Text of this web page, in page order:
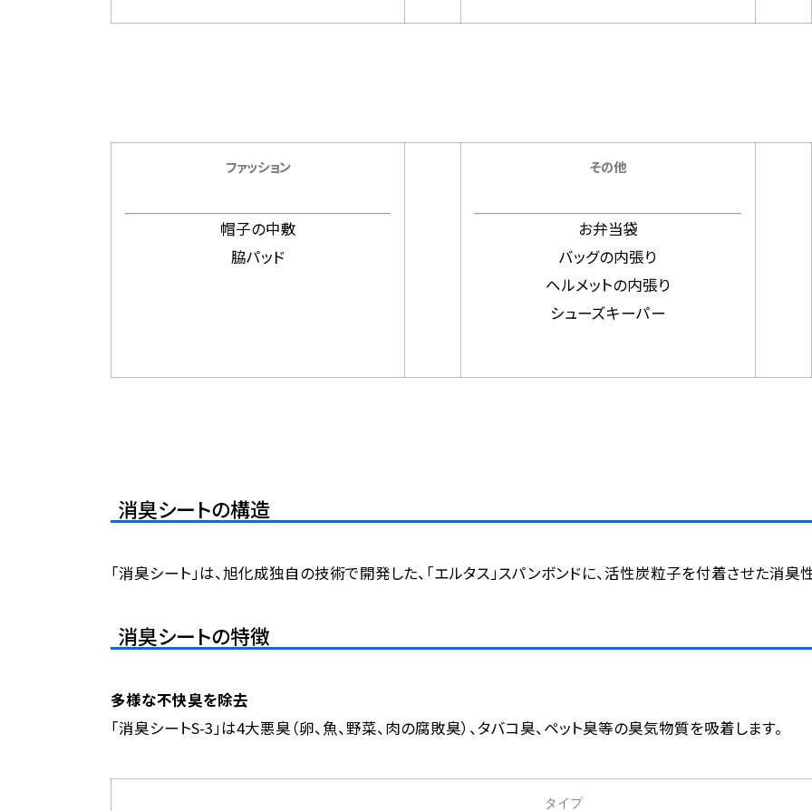
ファッション
帽子の中敷
脇パッド
その他
お弁当袋
バッグの内張り
ヘルメットの内張り
シューズキーパー
消臭シートの構造
「消臭シート」は、旭化成独自の技術で開発した、「エルタス」スパンボンドに、活性炭粒子を付着させた消臭
消臭シートの特徴
多様な不快臭を除去
「消臭シートS-3」は4大悪臭（卵、魚、野菜、肉の腐敗臭）、タバコ臭、ペット臭等の臭気物質を吸着します。
タイプ